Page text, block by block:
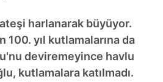
harlanarak büyüyor.
100. yıl kutlamalarına da
deviremeyince havlu
kutlamalara katılmadı.